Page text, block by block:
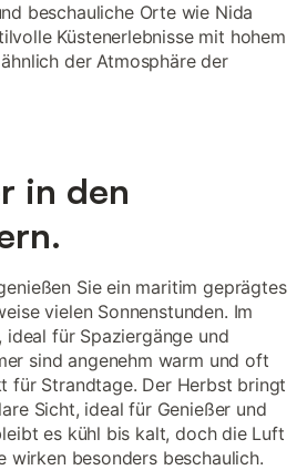
beschauliche Orte wie Nida
Küstenerlebnisse mit hohem
der Atmosphäre der
in den
Sie ein maritim geprägtes
vielen Sonnenstunden. Im
ideal für Spaziergänge und
sind angenehm warm und oft
für Strandtage. Der Herbst bringt
Sicht, ideal für Genießer und
es kühl bis kalt, doch die Luft
wirken besonders beschaulich.